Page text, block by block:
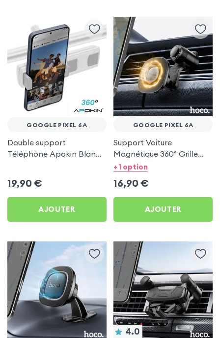
GOOGLE PIXEL 6A
Double support
Téléphone Apokin Blanc
et Twitch
19,90 €
AJOUTER
GOOGLE PIXEL 6A
Support Voiture
Magnétique 360° Grille
d'aération Hoco pour
+ 1 option
16,90 €
AJOUTER
4.0